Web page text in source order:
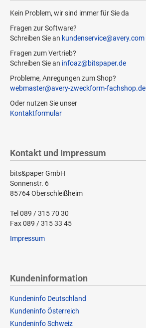
Kein Problem, wir sind immer für Sie da
Fragen zur Software?
Schreiben Sie an kundenservice@avery.com
Fragen zum Vertrieb?
Schreiben Sie an infoaz@bitspaper.de
Probleme, Anregungen zum Shop?
webmaster@avery-zweckform-fachshop.de
Oder nutzen Sie unser
Kontaktformular
Kontakt und Impressum
bits&paper GmbH
Sonnenstr. 6
85764 Oberschleißheim
Tel 089 / 315 70 30
Fax 089 / 315 33 45
Impressum
Kundeninformation
Kundeninfo Deutschland
Kundeninfo Österreich
Kundeninfo Schweiz